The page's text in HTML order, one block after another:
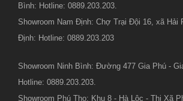
Bình: Hotline: 0889.203.203.
Showroom Nam Định: Chợ Trại Đội 16, xã Hải
Định: Hotline: 0889.203.203
Showroom Ninh Bình: Đường 477 Gia Phú -
Hotline: 0889.203.203.
Showroom Phú Thọ: Khu 8 - Hà Lộc - Thị Xã